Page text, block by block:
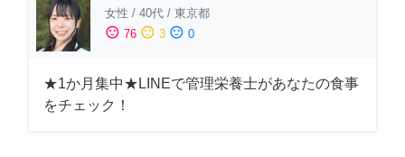
女性 / 40代 / 東京都
sentiment_satisfied 76 sentiment_neutral 3 sentiment_dissatisfied 0
★1か月集中★LINEで管理栄養士があなたの食事
をチェック！